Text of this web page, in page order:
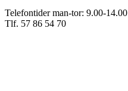
Telefontider man-tor: 9.00-14.00
Tlf. 57 86 54 70